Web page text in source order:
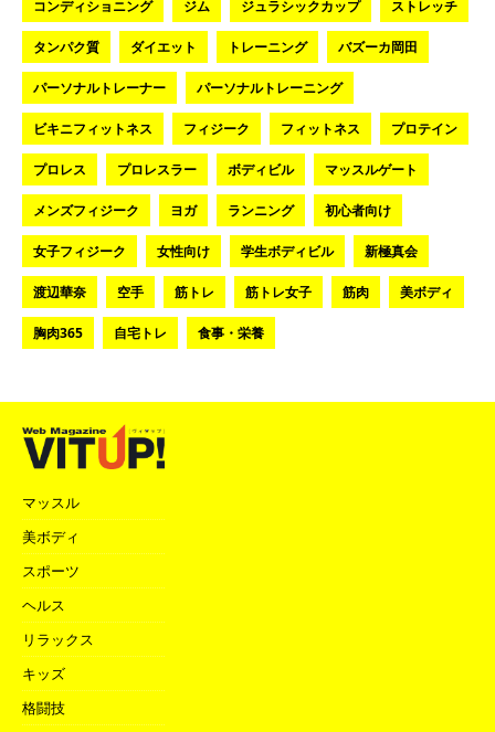
コンディショニング ジム ジュラシックカップ ストレッチ
タンパク質 ダイエット トレーニング バズーカ岡田
パーソナルトレーナー パーソナルトレーニング
ビキニフィットネス フィジーク フィットネス プロテイン
プロレス プロレスラー ボディビル マッスルゲート
メンズフィジーク ヨガ ランニング 初心者向け
女子フィジーク 女性向け 学生ボディビル 新極真会
渡辺華奈 空手 筋トレ 筋トレ女子 筋肉 美ボディ
胸肉365 自宅トレ 食事・栄養
マッスル
美ボディ
スポーツ
ヘルス
リラックス
キッズ
格闘技